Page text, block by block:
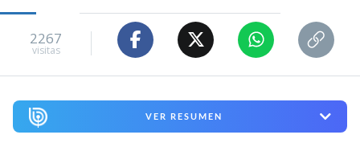
2267
visitas
VER RESUMEN